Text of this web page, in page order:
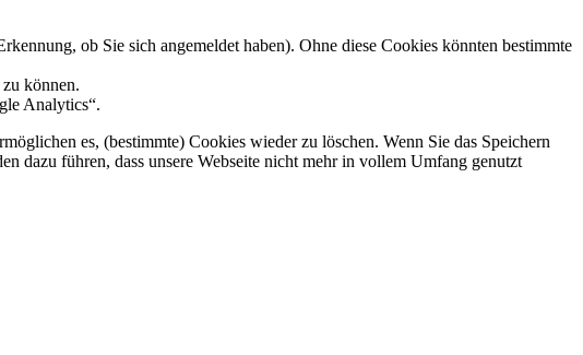
ob Sie sich angemeldet haben). Ohne diese Cookies könnten bestimmte
können.
Analytics“.
es, (bestimmte) Cookies wieder zu löschen. Wenn Sie das Speichern
dazu führen, dass unsere Webseite nicht mehr in vollem Umfang genutzt